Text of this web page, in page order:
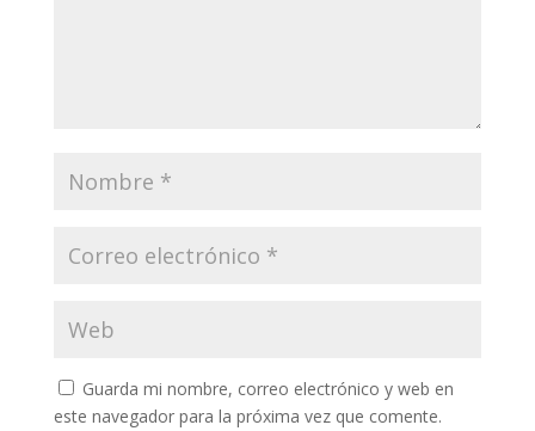
Guarda mi nombre, correo electrónico y web en
este navegador para la próxima vez que comente.